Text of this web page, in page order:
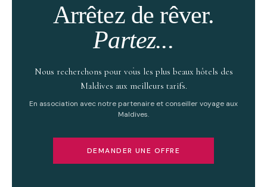
Arrêtez de rêver.
Partez...
Nous recherchons pour vous les plus beaux hôtels des
Maldives aux meilleurs tarifs.
En association avec notre partenaire et conseiller voyage aux
Maldives.
DEMANDER UNE OFFRE